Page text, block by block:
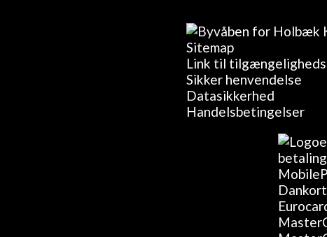
Sitemap
Link til
Sikker henvendelse
Datasikkerhed
Handelsbetingelser